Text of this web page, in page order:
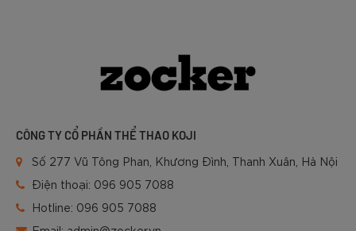
CÔNG TY CỔ PHẦN THỂ THAO KOJI
Số 277 Vũ Tông Phan, Khương Đình, Thanh Xuân, Hà Nội
Điện thoại: 096 905 7088
Hotline: 096 905 7088